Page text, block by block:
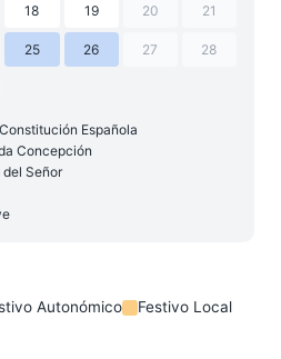
18 19 20 21
25 26 27 28
Española
Concepción
Señor
Autonómico Festivo Local